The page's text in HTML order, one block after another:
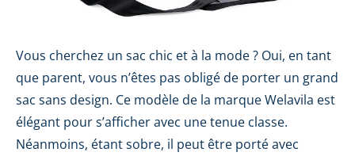
Vous cherchez un sac chic et à la mode ? Oui, en tant
que parent, vous n’êtes pas obligé de porter un grand
sac sans design. Ce modèle de la marque Welavila est
élégant pour s’afficher avec une tenue classe.
Néanmoins, étant sobre, il peut être porté avec